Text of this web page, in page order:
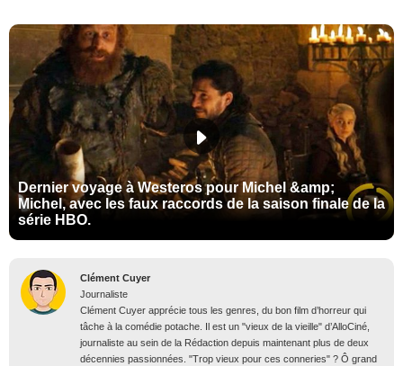
Dernier voyage à Westeros pour Michel &amp;
Michel, avec les faux raccords de la saison finale de la
série HBO.
Clément Cuyer
Journaliste
Clément Cuyer apprécie tous les genres, du bon film d’horreur qui
tâche à la comédie potache. Il est un "vieux de la vieille" d’AlloCiné,
journaliste au sein de la Rédaction depuis maintenant plus de deux
décennies passionnées. "Trop vieux pour ces conneries" ? Ô grand